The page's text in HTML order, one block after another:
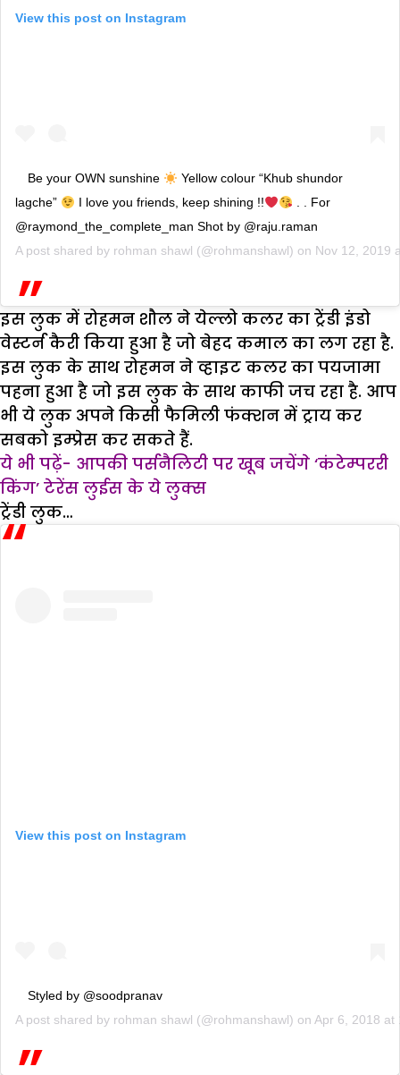
View this post on Instagram
Be your OWN sunshine
Yellow colour “Khub shundor
lagche”
I love you friends, keep shining !!
. . For
@raymond_the_complete_man Shot by @raju.raman
A post shared by rohman shawl (@rohmanshawl) on Nov 12, 2019
इस लुक में रोहमन शौल ने येल्लो कलर का ट्रेंडी इंडो
वेस्टर्न कैरी किया हुआ है जो बेहद कमाल का लग रहा है.
इस लुक के साथ रोहमन ने व्हाइट कलर का पयजामा
पहना हुआ है जो इस लुक के साथ काफी जच रहा है. आप
भी ये लुक अपने किसी फैमिली फंक्शन में ट्राय कर
सबको इम्प्रेस कर सकते हैं.
ये भी पढ़ें- आपकी पर्सनैलिटी पर खूब जचेंगे ‘कंटेम्पररी
किंग’ टेरेंस लुईस के ये लुक्स
ट्रेंडी लुक…
View this post on Instagram
Styled by @soodpranav
A post shared by rohman shawl (@rohmanshawl) on Apr 6, 2018 at